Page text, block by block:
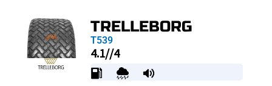
TRELLEBORG
T539
4.1//4